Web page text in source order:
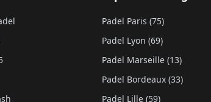
Padel Paris (75)
Padel Lyon (69)
Padel Marseille (13)
Padel Bordeaux (33)
Padel Lille (59)